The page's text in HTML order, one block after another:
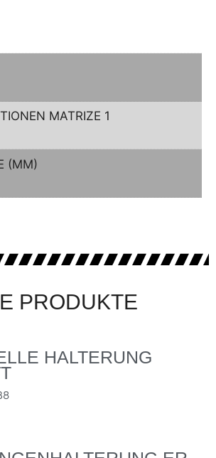
MATRIZE 1
(MM)
PRODUKTE
HALTERUNG